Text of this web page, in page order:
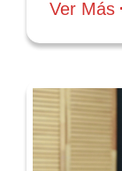
Ver Más